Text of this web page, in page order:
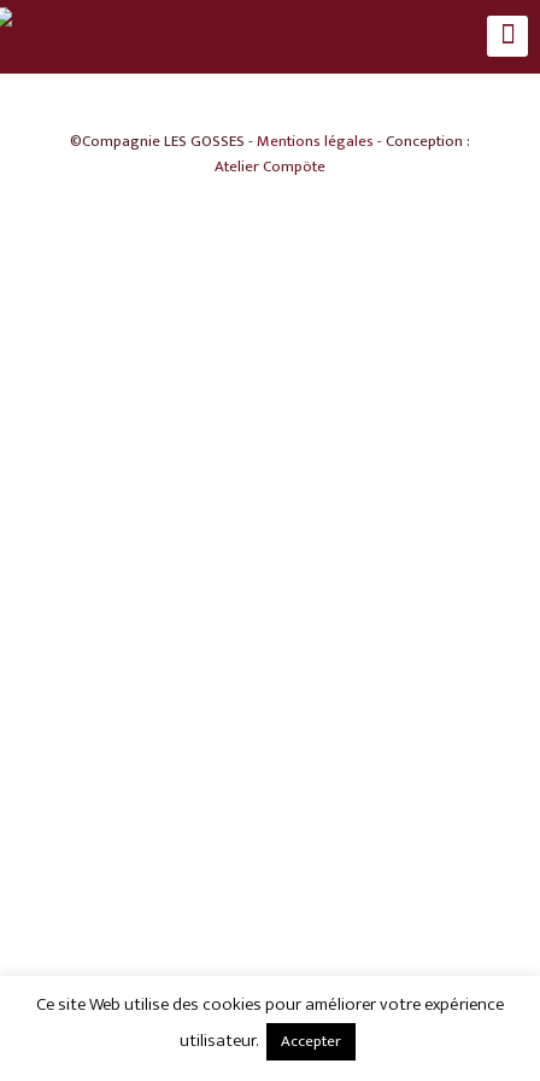
©Compagnie LES GOSSES -Mentions légales- Conception :
Atelier Compöte
Ce site Web utilise des cookies pour améliorer votre expérience
utilisateur.
Accepter